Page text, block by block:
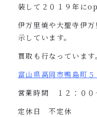
装して２０１９年に
伊万里焼や大聖寺伊
示しています。
買取も行なっています
富山県高岡市鴨島町５
営業時間 １２：００
定休日 不定休